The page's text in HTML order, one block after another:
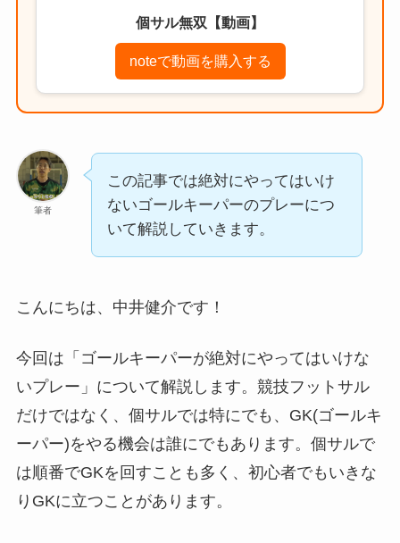
個サル無双【動画】
noteで動画を購入する
筆者
この記事では絶対にやってはいけ
ないゴールキーパーのプレーにつ
いて解説していきます。
こんにちは、中井健介です！
今回は「ゴールキーパーが絶対にやってはいけな
いプレー」について解説します。競技フットサル
だけではなく、個サルでは特にでも、GK(ゴールキ
ーパー)をやる機会は誰にでもあります。個サルで
は順番でGKを回すことも多く、初心者でもいきな
りGKに立つことがあります。